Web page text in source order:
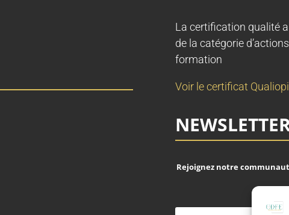
La certification qualité
de la catégorie
formation
Voir le certificat Qualiopi
Rejoignez notre